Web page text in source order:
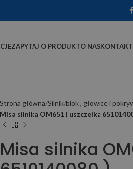
ZAPYTAJ O PRODUKTO NASKONTAKT
Strona główna Silnik blok , głowice i
Misa silnika OM651 ( uszczelka
Misa silnika